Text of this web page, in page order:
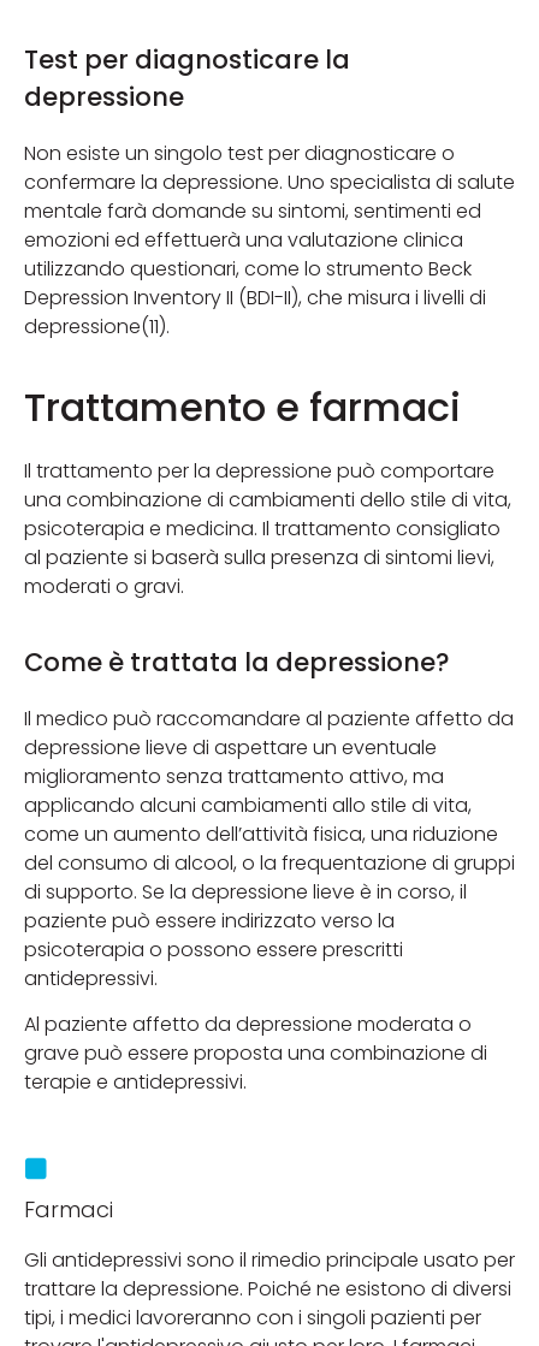
Test per diagnosticare la
depressione
Non esiste un singolo test per diagnosticare o
confermare la depressione. Uno specialista di salute
mentale farà domande su sintomi, sentimenti ed
emozioni ed effettuerà una valutazione clinica
utilizzando questionari, come lo strumento Beck
Depression Inventory II (BDI-II), che misura i livelli di
depressione(11).
Trattamento e farmaci
Il trattamento per la depressione può comportare
una combinazione di cambiamenti dello stile di vita,
psicoterapia e medicina. Il trattamento consigliato
al paziente si baserà sulla presenza di sintomi lievi,
moderati o gravi.
Come è trattata la depressione?
Il medico può raccomandare al paziente affetto da
depressione lieve di aspettare un eventuale
miglioramento senza trattamento attivo, ma
applicando alcuni cambiamenti allo stile di vita,
come un aumento dell’attività fisica, una riduzione
del consumo di alcool, o la frequentazione di gruppi
di supporto. Se la depressione lieve è in corso, il
paziente può essere indirizzato verso la
psicoterapia o possono essere prescritti
antidepressivi.
Al paziente affetto da depressione moderata o
grave può essere proposta una combinazione di
terapie e antidepressivi.
Farmaci
Gli antidepressivi sono il rimedio principale usato per
trattare la depressione. Poiché ne esistono di diversi
tipi, i medici lavoreranno con i singoli pazienti per